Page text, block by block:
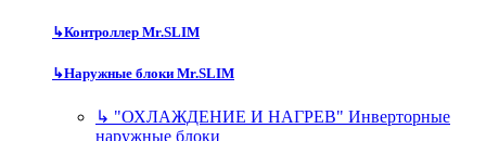
↳Контроллер Mr.SLIM
↳Наружные блоки Mr.SLIM
↳ "ОХЛАЖДЕНИЕ И НАГРЕВ" Инверторные
наружные блоки